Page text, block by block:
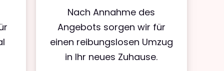
Nach Annahme des
Angebots sorgen wir für
einen reibungslosen Umzug
in Ihr neues Zuhause.